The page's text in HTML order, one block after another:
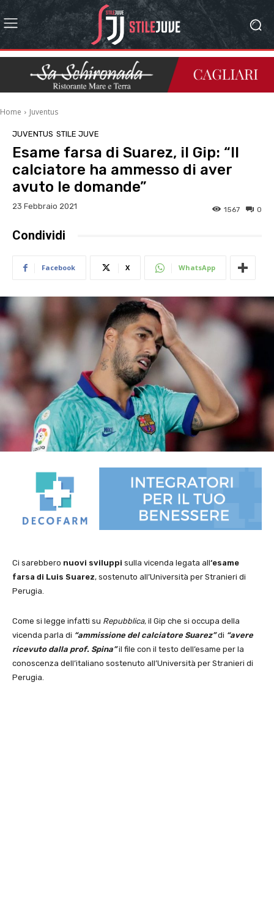
Home Juventus
JUVENTUS STILE JUVE
Esame farsa di Suarez, il Gip: “Il
calciatore ha ammesso di aver
avuto le domande”
23 Febbraio 2021 0
1567
Condividi
Facebook X WhatsApp
Ci sarebbero nuovi sviluppi sulla vicenda legata all‘esame
farsa di Luis Suarez, sostenuto all’Università per Stranieri di
Perugia.
Come si legge infatti su Repubblica, il Gip che si occupa della
vicenda parla di “ammissione del calciatore Suarez”di “avere
ricevuto dalla prof. Spina”il file con il testo dell’esame per la
conoscenza dell’italiano sostenuto all’Università per Stranieri di
Perugia.